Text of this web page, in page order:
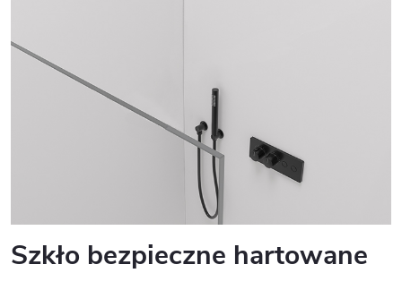
Szkło bezpieczne hartowane